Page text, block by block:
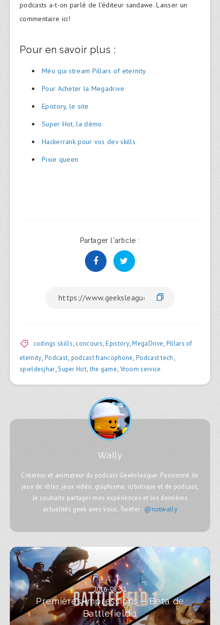
podcasts a-t-on parlé de l’éditeur sandawe. Laisser un
commentaire ici!
Pour en savoir plus :
Méo qui stream Pillars of eternity
Pour Acheter la Megadrive
Epistory, le site
Super Hot, la démo
Hackerrank pour vos dev skills
Pixie queen
Partager l'article :
codings skills, concours,Epistory,MegaDrive, Pillars of
eternity,Podcast, podcast francophone,Podcast tech,
spieldesjhar,Super Hot,the game, Vroom service
Wally
Créateur et animateur du podcast Geeksleague. Passionné de
jeux de rôles, jeux vidéo, graphisme, robotique et de podcast,
Je souhaite partager mes expériences et les dernières
actualités geek avec vous. Twitter : @notwally
2016-08-31
Premières impressions – Beta de
Battlefield 1